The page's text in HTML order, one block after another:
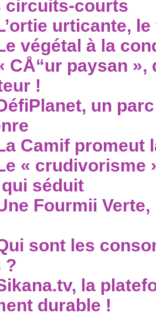
circuits-courts
urticante,
végétal à la
CÅ“ur paysan
!
un
Camif promeut
« crudivorisme
séduit
Fourmii
sont les
?
la
durable !